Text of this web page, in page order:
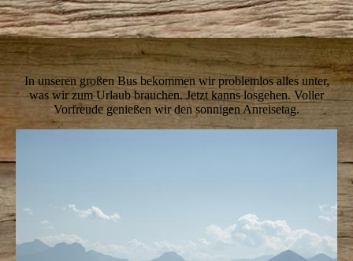
3-Im-Auto
In unseren großen Bus bekommen wir problemlos alles unter,
was wir zum Urlaub brauchen. Jetzt kanns losgehen. Voller
Vorfreude genießen wir den sonnigen Anreisetag.